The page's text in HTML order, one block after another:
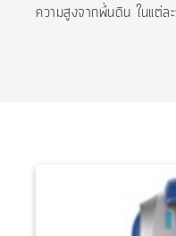
ความสูงจากพื้นดิน ในแต่ล